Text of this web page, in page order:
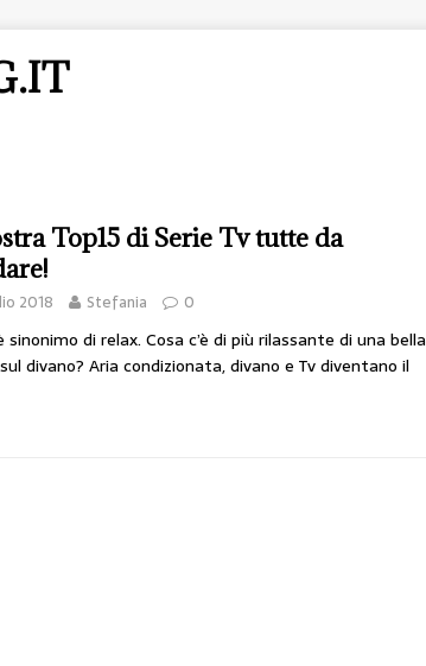
Top15 di Serie Tv tutte da
2018 Stefania 0
di relax. Cosa c’è di più rilassante di una bella
divano? Aria condizionata, divano e Tv diventano il